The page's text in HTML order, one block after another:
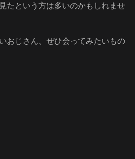
たという方は多いのかもしれませ
おじさん、ぜひ会ってみたいもの